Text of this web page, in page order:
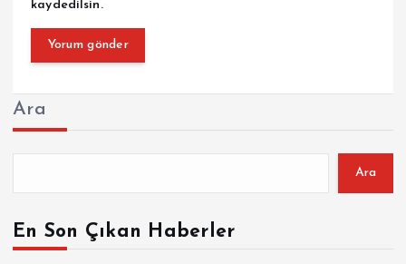
kaydedilsin.
Ara
Ara
En Son Çıkan Haberler